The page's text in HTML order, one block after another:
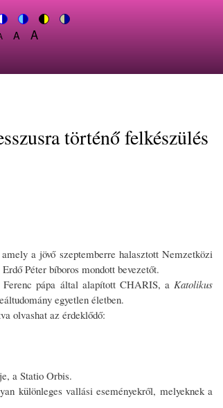
Switch
theme
Switch
themevisibilitytheme
size
A
size
A
size
történő felkészülés
a jövő szeptemberre halasztott Nemzetközi
Péter bíboros mondott bevezetőt.
pápa által alapított CHARIS, a Katolikus
egyetlen életben.
olvashat az érdeklődő:
a Statio Orbis.
különleges vallási eseményekről, melyeknek a